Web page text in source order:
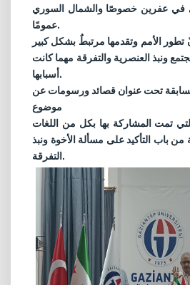
في عفرين خصوصًا والشمال السوري
عمومًا.
تطور الأمم وتقدمها مرتبطٌ بشكل كبير
ونبذ العنصرية والتفرقة مهما كانت
أسبابها.
تحت عنوان قصائد ورسومات عن
تمت المشاركة بها بكل من اللغات
من باب التأكيد على مسألة الأخوة ونبذ
التفرقة.